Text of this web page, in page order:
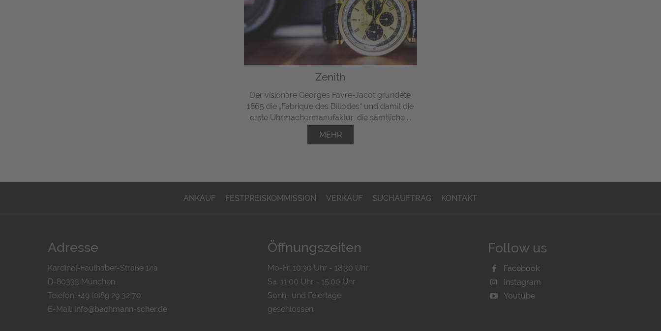
Zenith
Der visionäre Georges Favre-Jacot gründete
1865 die „Fabrique des Billodes“ und damit die
erste Uhrmachermanufaktur, die sämtliche ...
MEHR
ANKAUF FESTPREISKOMMISSION VERKAUF SUCHAUFTRAG KONTAKT
Adresse
Kardinal-Faulhaber-Straße 14a
D-80333 München
Telefon: +49 (0)89 29 32 70
E-Mail: info@bachmann-scher.de
Öffnungszeiten
Mo-Fr. 10:30 Uhr - 18:30 Uhr
Sa. 11:00 Uhr - 15.00 Uhr
Sonn- und Feiertage
geschlossen
Follow us
Facebook
Instagram
Youtube